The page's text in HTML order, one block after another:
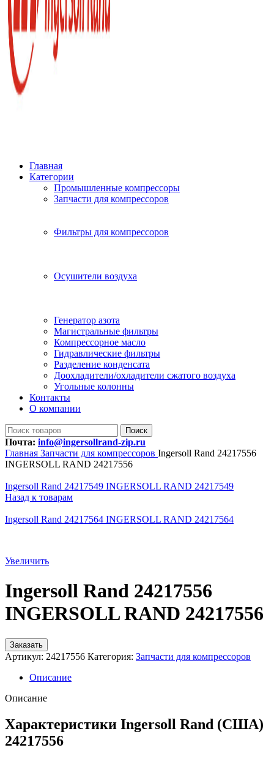
Главная
Категории
Промышленные компрессоры
Запчасти для компрессоров
Фильтры для компрессоров
Осушители воздуха
Генератор азота
Магистральные фильтры
Компрессорное масло
Гидравлические фильтры
Разделение конденсата
Доохладители/охладители сжатого воздуха
Угольные колонны
Контакты
О компании
Поиск
Почта: info@ingersollrand-zip.ru
Главная Запчасти для компрессоров Ingersoll Rand 24217556
INGERSOLL RAND 24217556
Ingersoll Rand 24217549 INGERSOLL RAND 24217549
Назад к товарам
Ingersoll Rand 24217564 INGERSOLL RAND 24217564
Увеличить
Ingersoll Rand 24217556
INGERSOLL RAND 24217556
Заказать
Артикул: 24217556 Категория: Запчасти для компрессоров
Описание
Описание
Характеристики Ingersoll Rand (США)
24217556